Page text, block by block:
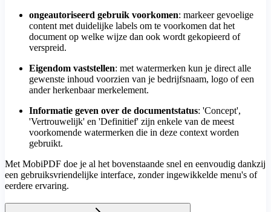
ongeautoriseerd gebruik voorkomen: markeer gevoelige
content met duidelijke labels om te voorkomen dat het
document op welke wijze dan ook wordt gekopieerd of
verspreid.
Eigendom vaststellen: met watermerken kun je direct alle
gewenste inhoud voorzien van je bedrijfsnaam, logo of een
ander herkenbaar merkelement.
Informatie geven over de documentstatus: 'Concept',
'Vertrouwelijk' en 'Definitief' zijn enkele van de meest
voorkomende watermerken die in deze context worden
gebruikt.
Met MobiPDF doe je al het bovenstaande snel en eenvoudig dankzij
een gebruiksvriendelijke interface, zonder ingewikkelde menu's of
eerdere ervaring.